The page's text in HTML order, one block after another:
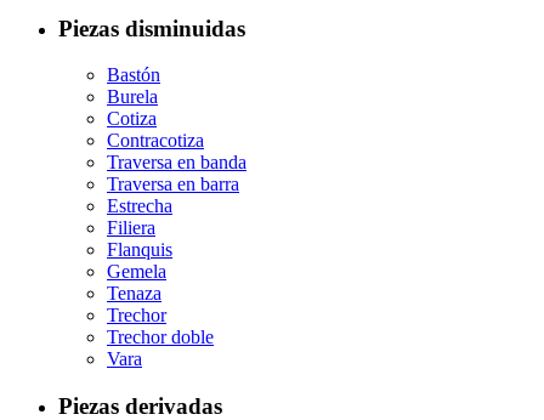
Piezas disminuidas
Bastón
Burela
Cotiza
Contracotiza
Traversa en banda
Traversa en barra
Estrecha
Filiera
Flanquis
Gemela
Tenaza
Trechor
Trechor doble
Vara
Piezas derivadas